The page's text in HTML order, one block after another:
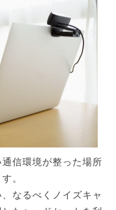
信環境が整った場所
。
なるべくノイズキャ